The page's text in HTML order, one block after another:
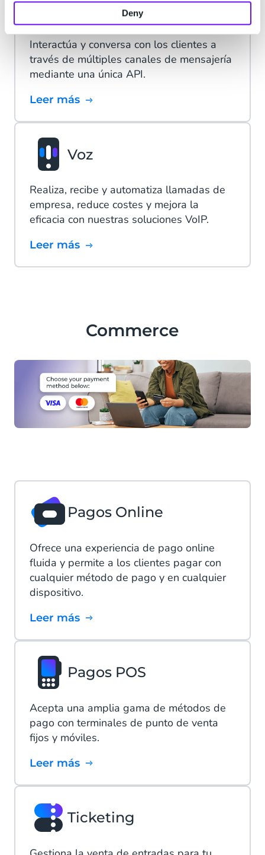
Deny
Interactúa y conversa con los clientes a
través de múltiples canales de mensajería
mediante una única API.
Leer más
Voz
Realiza, recibe y automatiza llamadas de
empresa, reduce costes y mejora la
eficacia con nuestras soluciones VoIP.
Leer más
Commerce
Pagos Online
Ofrece una experiencia de pago online
fluida y permite a los clientes pagar con
cualquier método de pago y en cualquier
dispositivo.
Leer más
Pagos POS
Acepta una amplia gama de métodos de
pago con terminales de punto de venta
fijos y móviles.
Leer más
Ticketing